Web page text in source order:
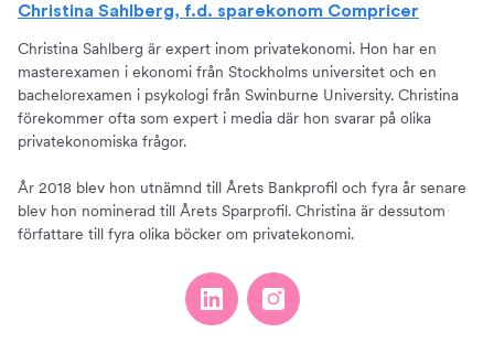
Christina Sahlberg, f.d. sparekonom Compricer
Christina Sahlberg är expert inom privatekonomi. Hon har en
masterexamen i ekonomi från Stockholms universitet och en
bachelorexamen i psykologi från Swinburne University. Christina
förekommer ofta som expert i media där hon svarar på olika
privatekonomiska frågor.
År 2018 blev hon utnämnd till Årets Bankprofil och fyra år senare
blev hon nominerad till Årets Sparprofil. Christina är dessutom
författare till fyra olika böcker om privatekonomi.